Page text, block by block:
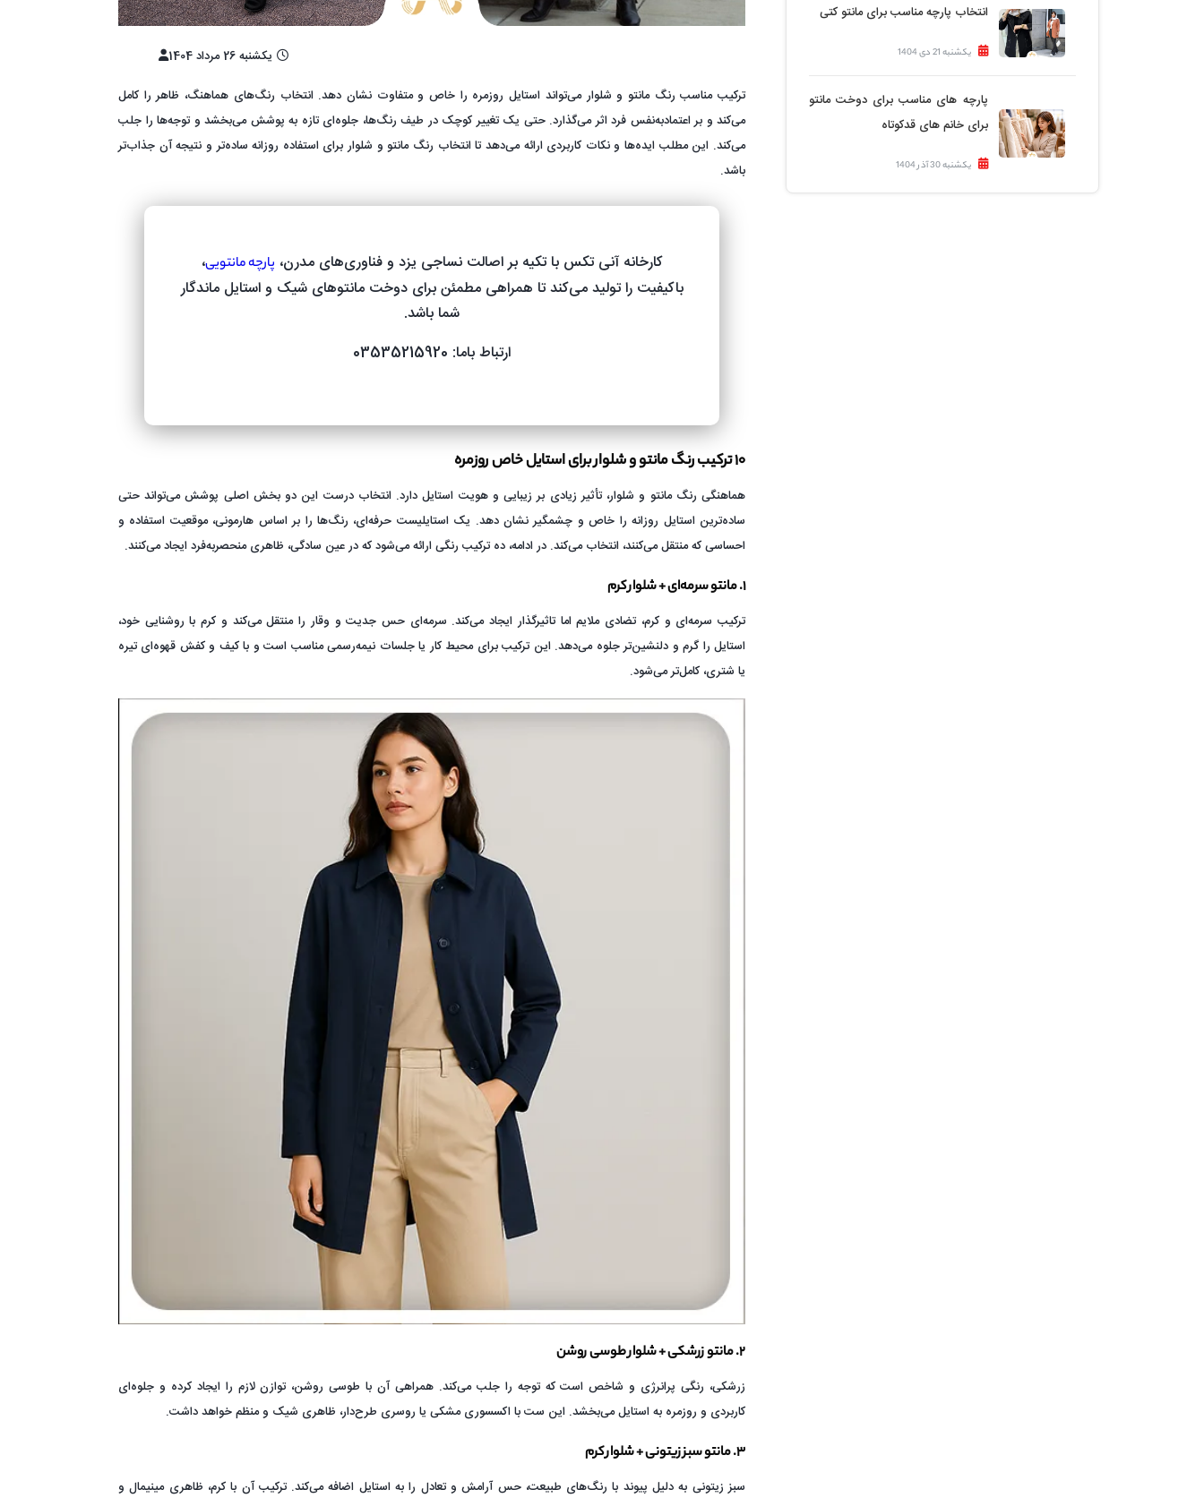
یکشنبه 26 مرداد 1404
ترکیب مناسب رنگ مانتو و شلوار می‌تواند استایل روزمره را خاص و متفاوت نشان دهد. انتخاب رنگ‌های هماهنگ، ظاهر را کامل
می‌کند و بر اعتمادبه‌نفس فرد اثر می‌گذارد. حتی یک تغییر کوچک در طیف رنگ‌ها، جلوه‌ای تازه به پوشش می‌بخشد و توجه‌ها را جلب
می‌کند. این مطلب ایده‌ها و نکات کاربردی ارائه می‌دهد تا انتخاب رنگ مانتو و شلوار برای استفاده روزانه ساده‌تر و نتیجه آن جذاب‌تر
باشد.
کارخانه آنی تکس با تکیه بر اصالت نساجی یزد و فناوری‌های مدرن، پارچه مانتویی،
باکیفیت را تولید می‌کند تا همراهی مطمئن برای دوخت مانتوهای شیک و استایل ماندگار
شما باشد.
ارتباط باما: 03535215920
۱۰ ترکیب رنگ مانتو و شلوار برای استایل خاص روزمره
هماهنگی رنگ مانتو و شلوار، تأثیر زیادی بر زیبایی و هویت استایل دارد. انتخاب درست این دو بخش اصلی پوشش می‌تواند حتی
ساده‌ترین استایل روزانه را خاص و چشمگیر نشان دهد. یک استایلیست حرفه‌ای، رنگ‌ها را بر اساس هارمونی، موقعیت استفاده و
احساسی که منتقل می‌کنند، انتخاب می‌کند. در ادامه، ده ترکیب رنگی ارائه می‌شود که در عین سادگی، ظاهری منحصربه‌فرد ایجاد می‌کنند.
۱. مانتو سرمه‌ای + شلوار کرم
ترکیب سرمه‌ای و کرم، تضادی ملایم اما تاثیرگذار ایجاد می‌کند. سرمه‌ای حس جدیت و وقار را منتقل می‌کند و کرم با روشنایی خود،
استایل را گرم و دلنشین‌تر جلوه می‌دهد. این ترکیب برای محیط کار یا جلسات نیمه‌رسمی مناسب است و با کیف و کفش قهوه‌ای تیره
یا شتری، کامل‌تر می‌شود.
۲. مانتو زرشکی + شلوار طوسی روشن
زرشکی، رنگی پرانرژی و شاخص است که توجه را جلب می‌کند. همراهی آن با طوسی روشن، توازن لازم را ایجاد کرده و جلوه‌ای
کاربردی و روزمره به استایل می‌بخشد. این ست با اکسسوری مشکی یا روسری طرح‌دار، ظاهری شیک و منظم خواهد داشت.
۳. مانتو سبز زیتونی + شلوار کرم
سبز زیتونی به دلیل پیوند با رنگ‌های طبیعت، حس آرامش و تعادل را به استایل اضافه می‌کند. ترکیب آن با کرم، ظاهری مینیمال و
انتخاب پارچه مناسب برای مانتو کتی
یکشنبه 21 دی 1404
پارچه های مناسب برای دوخت مانتو
برای خانم های قدکوتاه
یکشنبه 30 آذر 1404